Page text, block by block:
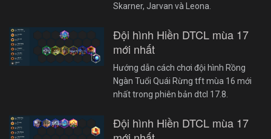
Skarner, Jarvan và Leona.
Đội hình Hiền DTCL mùa 17
mới nhất
Hướng dẫn cách chơi đội hình Rồng
Ngàn Tuổi Quái Rừng tft mùa 16 mới
nhất trong phiên bản dtcl 17.8.
Đội hình Hiền DTCL mùa 17